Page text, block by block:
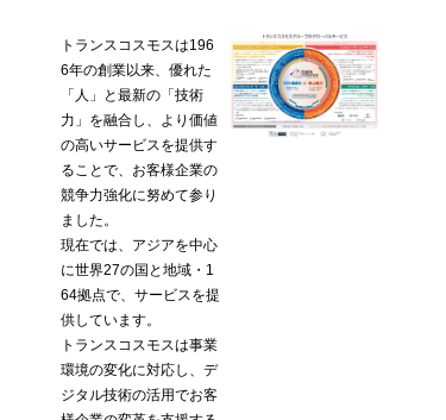
トランスコスモスは196
6年の創業以来、優れた
「人」と最新の「技術
力」を融合し、より価値
の高いサービスを提供す
ることで、お客様企業の
競争力強化に努めて参り
ました。
現在では、アジアを中心
に世界27の国と地域・1
64拠点で、サービスを提
供しています。
トランスコスモスは事業
環境の変化に対応し、デ
ジタル技術の活用でお客